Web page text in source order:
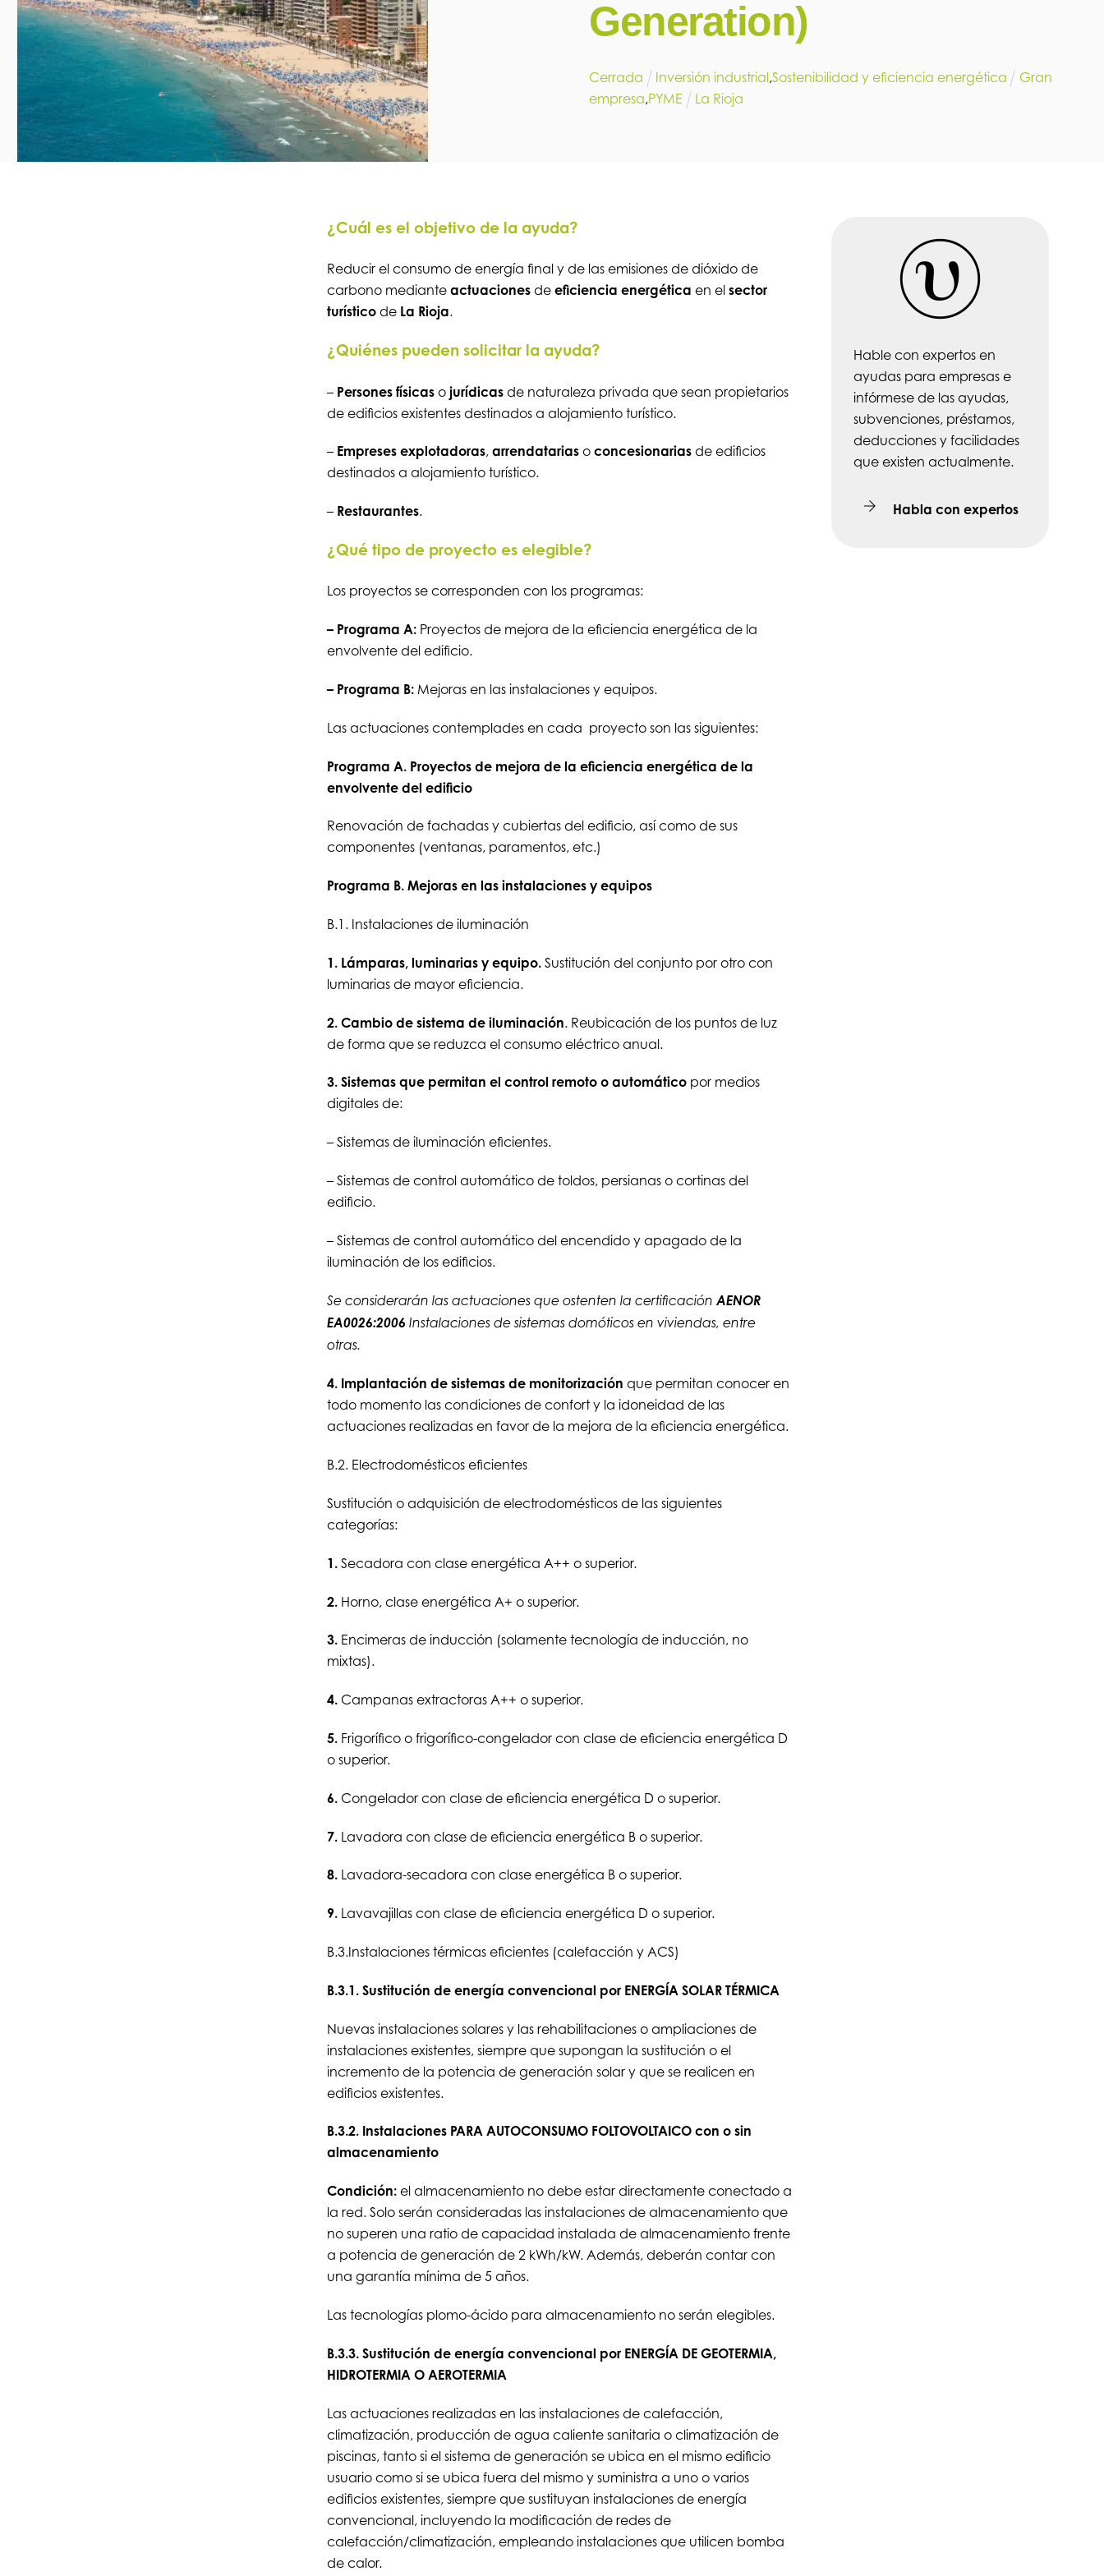
Generation)
Cerrada Inversión industrial,Sostenibilidad y eficiencia energética
Gran
empresa,PYME La Rioja
¿Cuál es el objetivo de la ayuda?
Reducir el consumo de energía final y de las emisiones de dióxido de
carbono mediante actuaciones deeficiencia energética en el sector
turístico de La Rioja.
¿Quiénes pueden solicitar la ayuda?
– Persones físicaso jurídicasde naturaleza privada que sean propietarios
de edificios existentes destinados a alojamiento turístico.
– Empreses explotadoras, arrendatariaso concesionariasde edificios
destinados a alojamiento turístico.
–Restaurantes.
¿Qué tipo de proyecto es elegible?
Los proyectos se corresponden con los programas:
– Programa A: Proyectos de mejora de la eficiencia energética de la
envolvente del edificio.
– Programa B: Mejoras en las instalaciones y equipos.
Las actuaciones contemplades en cada proyecto son las siguientes:
Programa A. Proyectos de mejora de la eficiencia energética de la
envolvente del edificio
Renovación de fachadas y cubiertas del edificio, así como de sus
componentes (ventanas, paramentos, etc.)
Programa B. Mejoras en las instalaciones y equipos
B.1. Instalaciones de iluminación
1. Lámparas, luminarias y equipo. Sustitución del conjunto por otro con
luminarias de mayor eficiencia.
2. Cambio de sistema de iluminación. Reubicación de los puntos de luz
de forma que se reduzca el consumo eléctrico anual.
3. Sistemas que permitan el control remoto o automático por medios
digitales de:
– Sistemas de iluminación eficientes.
– Sistemas de control automático de toldos, persianas o cortinas del
edificio.
– Sistemas de control automático del encendido y apagado de la
iluminación de los edificios.
Se considerarán las actuaciones que ostenten la certificación AENOR
EA0026:2006 Instalaciones de sistemas domóticos en viviendas, entre
otras.
4. Implantación de sistemas de monitorización que permitan conocer en
todo momento las condiciones de confort y la idoneidad de las
actuaciones realizadas en favor de la mejora de la eficiencia energética.
B.2. Electrodomésticos eficientes
Sustitución o adquisición de electrodomésticos de las siguientes
categorías:
1.Secadora con clase energética A++ o superior.
2.Horno, clase energética A+ o superior.
3.Encimeras de inducción (solamente tecnología de inducción, no
mixtas).
4.Campanas extractoras A++ o superior.
5.Frigorífico o frigorífico-congelador con clase de eficiencia energética D
o superior.
6.Congelador con clase de eficiencia energética D o superior.
7.Lavadora con clase de eficiencia energética B o superior.
8.Lavadora-secadora con clase energética B o superior.
9.Lavavajillas con clase de eficiencia energética D o superior.
B.3.Instalaciones térmicas eficientes (calefacción y ACS)
B.3.1. Sustitución de energía convencional por ENERGÍA SOLAR TÉRMICA
Nuevas instalaciones solares y las rehabilitaciones o ampliaciones de
instalaciones existentes, siempre que supongan la sustitución o el
incremento de la potencia de generación solar y que se realicen en
edificios existentes.
B.3.2. Instalaciones PARA AUTOCONSUMO FOLTOVOLTAICO con o sin
almacenamiento
Condición: el almacenamiento no debe estar directamente conectado a
la red. Solo serán consideradas las instalaciones de almacenamiento que
no superen una ratio de capacidad instalada de almacenamiento frente
a potencia de generación de 2 kWh/kW. Además, deberán contar con
una garantía mínima de 5 años.
Las tecnologías plomo-ácido para almacenamiento no serán elegibles.
B.3.3. Sustitución de energía convencional por ENERGÍA DE GEOTERMIA,
HIDROTERMIA O AEROTERMIA
Las actuaciones realizadas en las instalaciones de calefacción,
climatización, producción de agua caliente sanitaria o climatización de
piscinas, tanto si el sistema de generación se ubica en el mismo edificio
usuario como si se ubica fuera del mismo y suministra a uno o varios
edificios existentes, siempre que sustituyan instalaciones de energía
convencional, incluyendo la modificación de redes de
calefacción/climatización, empleando instalaciones que utilicen bomba
de calor.
Hable con expertos en
ayudas para empresas e
infórmese de las ayudas,
subvenciones, préstamos,
deducciones y facilidades
que existen actualmente.
Habla con expertos